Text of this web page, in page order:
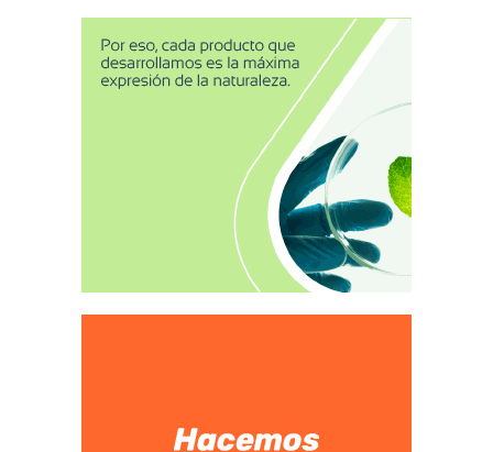
causa